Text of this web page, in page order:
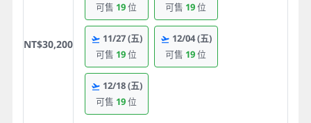
NT$30,200
可售 19位
可售 19位
11/27(五)
可售 19位
12/04(五)
可售 19位
12/18(五)
可售 19位